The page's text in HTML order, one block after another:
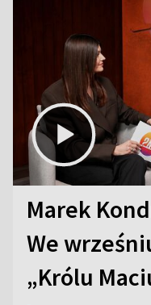
Marek
We
„Królu